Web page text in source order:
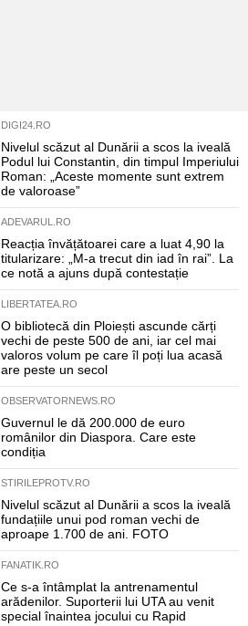
DIGI24.RO
Nivelul scăzut al Dunării a scos la iveală
Podul lui Constantin, din timpul Imperiului
Roman: „Aceste momente sunt extrem
de valoroase”
ADEVARUL.RO
Reacția învățătoarei care a luat 4,90 la
titularizare: „M-a trecut din iad în rai”. La
ce notă a ajuns după contestație
LIBERTATEA.RO
O bibliotecă din Ploiești ascunde cărți
vechi de peste 500 de ani, iar cel mai
valoros volum pe care îl poți lua acasă
are peste un secol
OBSERVATORNEWS.RO
Guvernul le dă 200.000 de euro
românilor din Diaspora. Care este
condiția
STIRILEPROTV.RO
Nivelul scăzut al Dunării a scos la iveală
fundațiile unui pod roman vechi de
aproape 1.700 de ani. FOTO
FANATIK.RO
Ce s-a întâmplat la antrenamentul
arădenilor. Suporterii lui UTA au venit
special înaintea jocului cu Rapid